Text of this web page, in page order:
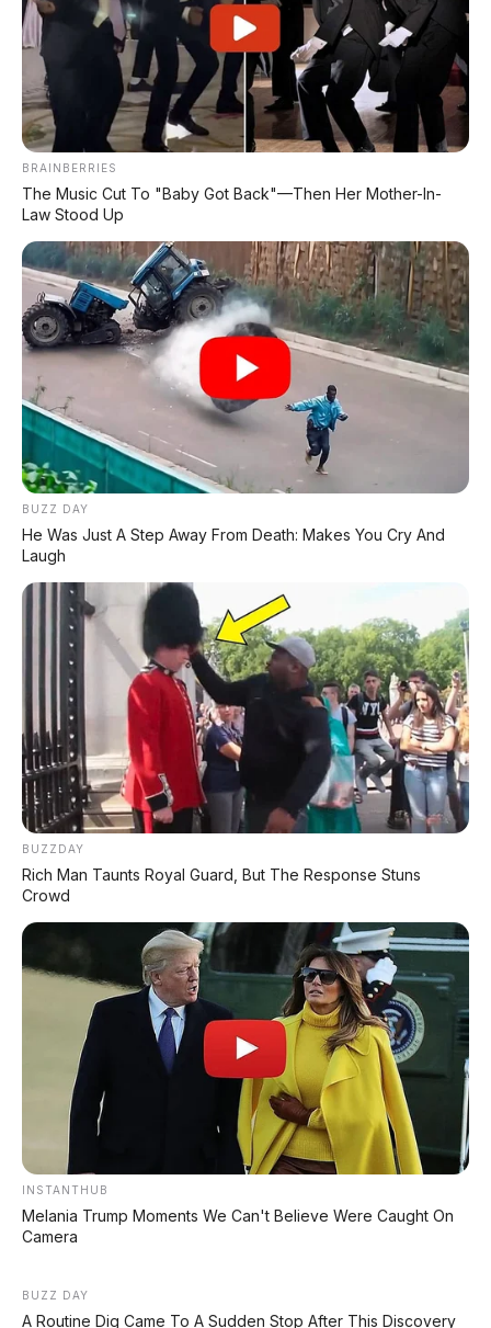
🏍️ Info Motor Suzuki
🏍️ Info Motor Kawasaki
#BYD #Seal08 #BYDSeal08 #MobilListrik #EV
#BeijingAutoShow2026 #OceanSeries #APMotor
Bagikan:
Postingan Terkait
Aistaland GT7 2026 Debut:
Shooting Brake Listrik 900
Km dengan Huawei ADS 5
dan Akselerasi 2,98 Detik
6 Kursi Siap Masuk
Indonesia
Nissan Fairlady Z Resmi
Meluncur di GIIAS 2026:
Legenda Sports Car
Kembali ke Indonesia
Changan Nevo A06 2026
Debut di Beijing: Mobil
Baterai Sodium-Ion, Range
2.120 Km!
BYD Fang Cheng Bao
Formula SL Debut: Sedan
Listrik 1.000 HP, Siap Lawan
Tesla Model S Plaid
Luxeed R7 2026 Resmi
Debut: SUV Coupé Listrik
802 Km dengan Huawei
ADS 3.0, Harga Mulai Rp580
Juta
Tidak ada komentar:
Posting Komentar
BRAINBERRIES
The Music Cut To "Baby Got Back"—Then Her Mother-In-
Law Stood Up
BUZZ DAY
He Was Just A Step Away From Death: Makes You Cry And
Laugh
BUZZDAY
Rich Man Taunts Royal Guard, But The Response Stuns
Crowd
INSTANTHUB
Melania Trump Moments We Can't Believe Were Caught On
Camera
BUZZ DAY
A Routine Dig Came To A Sudden Stop After This Discovery